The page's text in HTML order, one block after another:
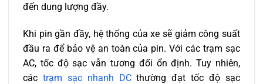
đến dung lượng đầy.
Khi pin gần đầy, hệ thống của xe sẽ giảm công suất
đầu ra để bảo vệ an toàn của pin. Với các trạm sạc
AC, tốc độ sạc vẫn tương đối ổn định. Tuy nhiên,
các trạm sạc nhanh DCthường đạt tốc độ sạc